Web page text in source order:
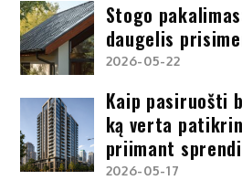
Stogo
daugelis
2026-05-22
Kaip pasiruošti
ką verta
priimant
2026-05-17